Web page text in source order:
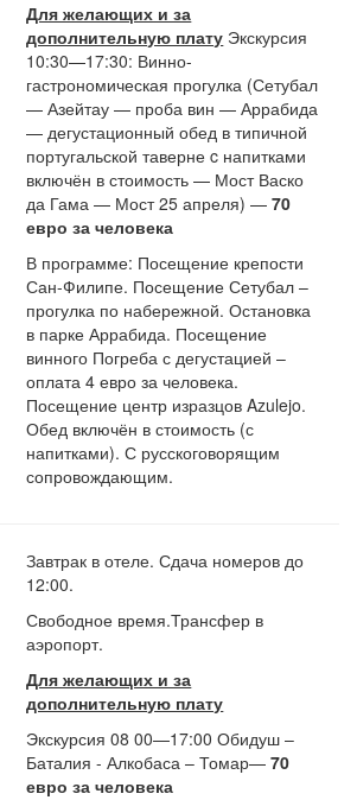
Для желающих и за
дополнительную плату Экскурсия
10:30—17:30: Винно-
гастрономическая прогулка (Сетубал
— Азейтау — проба вин — Аррабида
— дегустационный обед в типичной
португальской таверне c напитками
включён в стоимость — Мост Васко
да Гама — Мост 25 апреля) —70
евро за человека
В программе: Посещение крепости
Сан-Филипе. Посещение Сетубал –
прогулка по набережной. Остановка
в парке Аррабида. Посещение
винного Погреба с дегустацией –
оплата 4 евро за человека.
Посещение центр изразцов Azulejo.
Обед включён в стоимость (с
напитками). С русскоговорящим
сопровождающим.
Завтрак в отеле. Сдача номеров до
12:00.
Свободное время.Трансфер в
аэропорт.
Для желающих и за
дополнительную плату
Экскурсия 08 00—17:00 Обидуш –
Баталия - Алкобаса – Томар—70
евро за человека